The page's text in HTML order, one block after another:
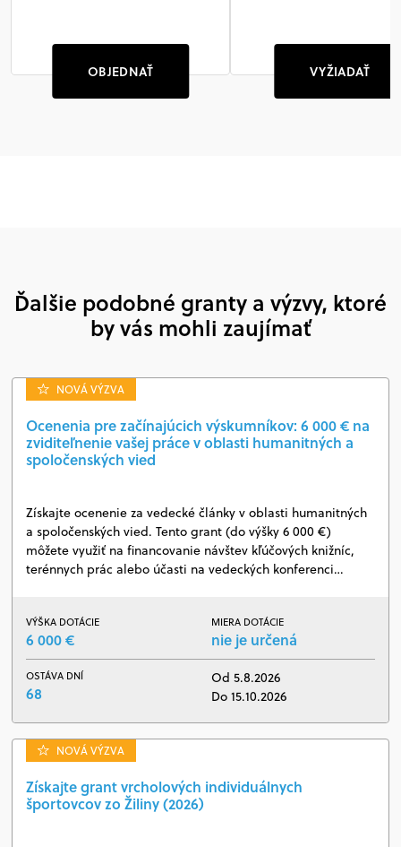
OBJEDNAŤ VYŽIADAŤ
Ďalšie podobné granty a výzvy, ktoré
by vás mohli zaujímať
NOVÁ VÝZVA
Ocenenia pre začínajúcich výskumníkov: 6 000 € na
zviditeľnenie vašej práce v oblasti humanitných a
spoločenských vied
Získajte ocenenie za vedecké články v oblasti humanitných
a spoločenských vied. Tento grant (do výšky 6 000 €)
môžete využiť na financovanie návštev kľúčových knižníc,
terénnych prác alebo účasti na vedeckých konferenci…
VÝŠKA DOTÁCIE
6 000 €
MIERA DOTÁCIE
nie je určená
OSTÁVA DNÍ
68
Od 5.8.2026
Do 15.10.2026
NOVÁ VÝZVA
Získajte grant vrcholových individuálnych
športovcov zo Žiliny (2026)